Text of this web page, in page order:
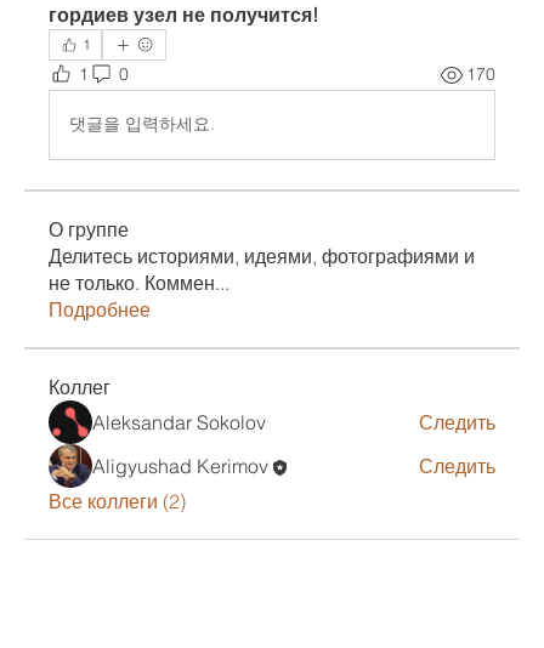
гордиев узел не получится!
1
1 0 170
댓글을 입력하세요.
О группе
Делитесь историями, идеями, фотографиями и
не только. Коммен...
Подробнее
Коллег
Aleksandar Sokolov
Следить
Aligyushad Kerimov
Следить
Все коллеги (2)